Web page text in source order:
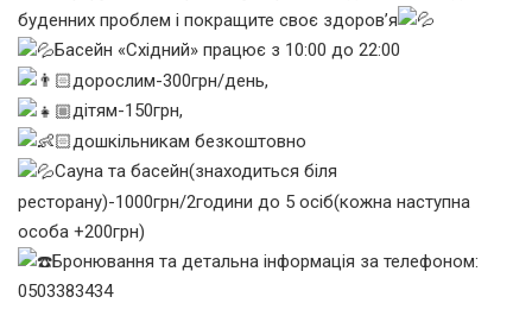
буденних проблем і покращите своє здоров’я
Басейн «Східний» працює з 10:00 до 22:00
дорослим-300грн/день,
дітям-150грн,
дошкільникам безкоштовно
Сауна та басейн(знаходиться біля
ресторану)-1000грн/2години до 5 осіб(кожна наступна
особа +200грн)
Бронювання та детальна інформація за телефоном:
0503383434